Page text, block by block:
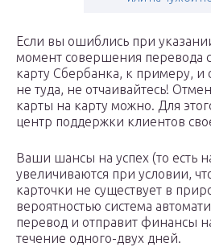
Если вы ошиблись при
момент совершения перевода
карту Сбербанка, к примеру, и
не туда, не отчаивайтесь!
карты на карту можно. Для
центр поддержки клиентов
Ваши шансы на успех (то есть
увеличиваются при условии,
карточки не существует в
вероятностью система
перевод и отправит финансы
течение одного-двух дней.